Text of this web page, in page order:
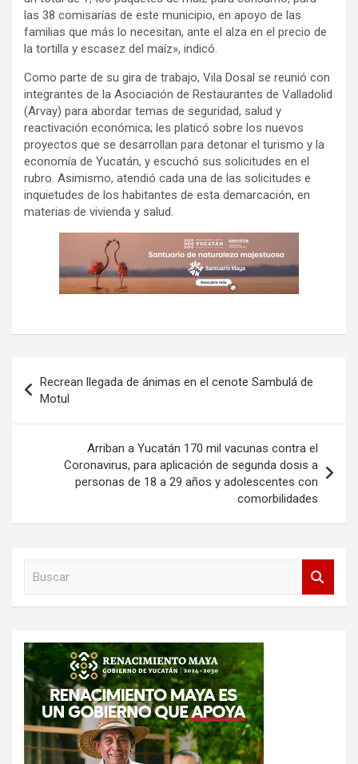
las 38 comisarías de este municipio, en apoyo de las
familias que más lo necesitan, ante el alza en el precio de
la tortilla y escasez del maíz», indicó.
Como parte de su gira de trabajo, Vila Dosal se reunió con
integrantes de la Asociación de Restaurantes de Valladolid
(Arvay) para abordar temas de seguridad, salud y
reactivación económica; les platicó sobre los nuevos
proyectos que se desarrollan para detonar el turismo y la
economía de Yucatán, y escuchó sus solicitudes en el
rubro. Asimismo, atendió cada una de las solicitudes e
inquietudes de los habitantes de esta demarcación, en
materias de vivienda y salud.
de
entradas
Recrean llegada de ánimas en el cenote Sambulá de
Motul
Arriban a Yucatán 170 mil vacunas contra el
Coronavirus, para aplicación de segunda dosis a
personas de 18 a 29 años y adolescentes con
comorbilidades
r